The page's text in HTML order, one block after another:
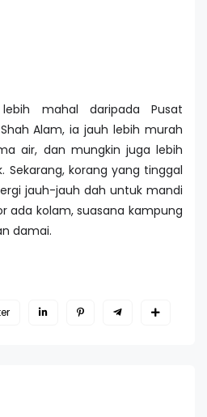
mahal daripada Pusat
Alam, ia jauh lebih murah
air, dan mungkin juga lebih
Sekarang, korang yang tinggal
jauh-jauh dah untuk mandi
ada kolam, suasana kampung
damai.